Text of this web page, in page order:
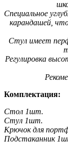
Специальное
карандашей,
Стул имеет
Регулировка
Комплектация:
Стол 1шт.
Стул 1шт.
Крючок для
Подстаканник